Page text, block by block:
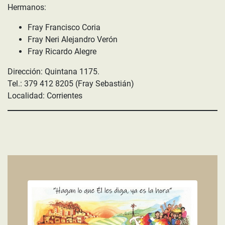
Hermanos:
Fray Francisco Coria
Fray Neri Alejandro Verón
Fray Ricardo Alegre
Dirección: Quintana 1175.
Tel.: 379 412 8205 (Fray Sebastián)
Localidad: Corrientes